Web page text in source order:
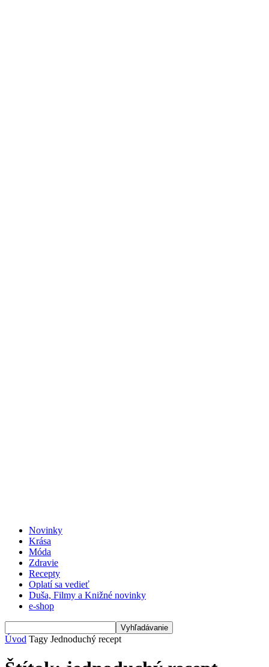
Novinky
Krása
Móda
Zdravie
Recepty
Oplatí sa vedieť
Duša, Filmy a Knižné novinky
e-shop
Úvod Tagy Jednoduchý recept